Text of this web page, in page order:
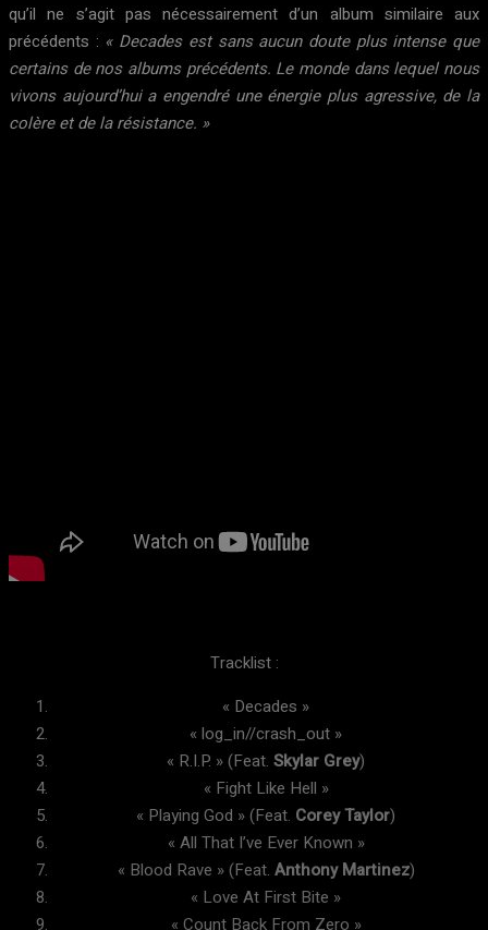
qu’il ne s’agit pas nécessairement d’un album similaire aux
précédents : « Decades est sans aucun doute plus intense que
certains de nos albums précédents. Le monde dans lequel nous
vivons aujourd’hui a engendré une énergie plus agressive, de la
colère et de la résistance. »
Tracklist :
« Decades »
« log_in//crash_out »
« R.I.P. » (Feat. Skylar Grey)
« Fight Like Hell »
« Playing God » (Feat. CoreyTaylor)
« All That I’ve Ever Known »
« Blood Rave » (Feat. Anthony Martinez)
« Love At First Bite »
« Count Back From Zero »